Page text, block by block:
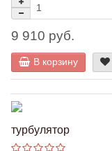
9 910 руб.
В корзину
турбулятор